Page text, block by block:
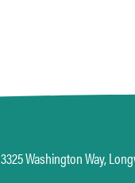
3325 Washington Way,